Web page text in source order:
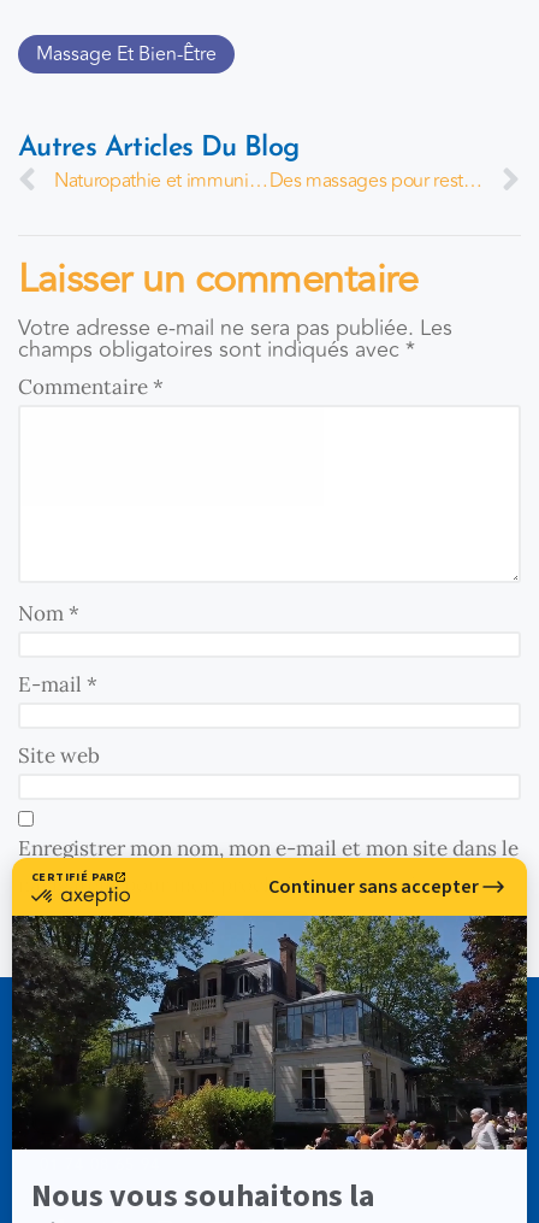
Massage Et Bien-Être
Autres Articles Du Blog
Naturopathie et immunité – Par Catherine Jamet
Des massages pour rester connectés – Par Michel Van Breusegem
Laisser un commentaire
Votre adresse e-mail ne sera pas publiée. Les
champs obligatoires sont indiqués avec *
Commentaire*
Nom*
E-mail *
Site web
Enregistrer mon nom, mon e-mail et mon site dans le
navigateur pour mon prochain commentaire.
CASSIOPÉE FORMATION
info@cassiopee-formation.com